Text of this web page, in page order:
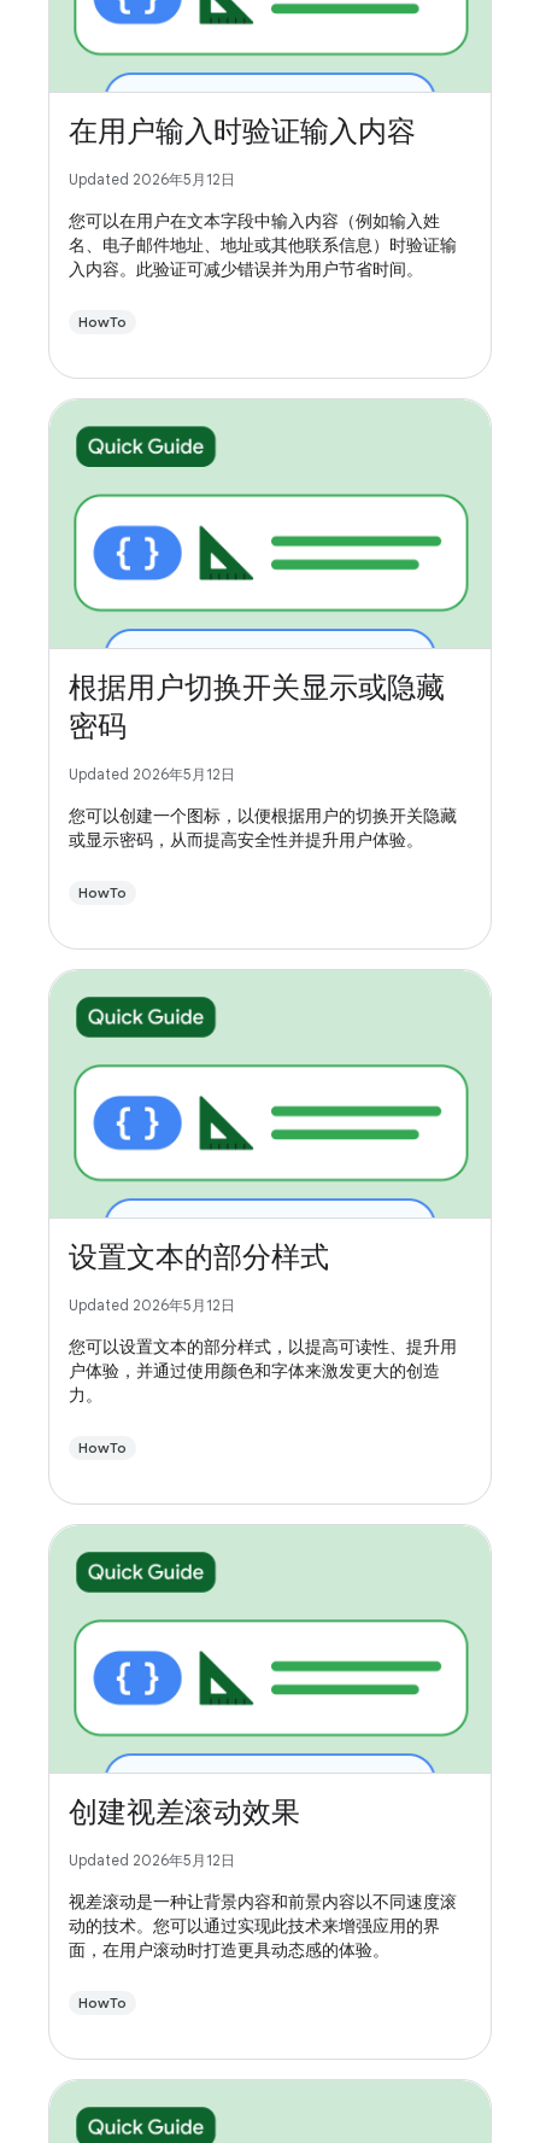
在用户输入时验证输入内容
Updated 2026年5月12日
您可以在用户在文本字段中输入内容（例如输入姓
名、电子邮件地址、地址或其他联系信息）时验证输
入内容。此验证可减少错误并为用户节省时间。
HowTo
根据用户切换开关显示或隐藏
密码
Updated 2026年5月12日
您可以创建一个图标，以便根据用户的切换开关隐藏
或显示密码，从而提高安全性并提升用户体验。
HowTo
设置文本的部分样式
Updated 2026年5月12日
您可以设置文本的部分样式，以提高可读性、提升用
户体验，并通过使用颜色和字体来激发更大的创造
力。
HowTo
创建视差滚动效果
Updated 2026年5月12日
视差滚动是一种让背景内容和前景内容以不同速度滚
动的技术。您可以通过实现此技术来增强应用的界
面，在用户滚动时打造更具动态感的体验。
HowTo